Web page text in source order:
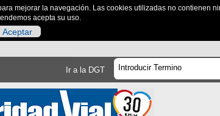
mejorar la navegación. Las cookies utilizadas no contienen
acepta su uso.
Aceptar
Ir a la DGT